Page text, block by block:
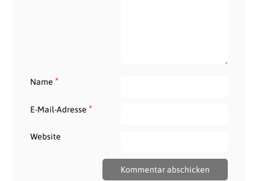
Name *
E-Mail-Adresse *
Website